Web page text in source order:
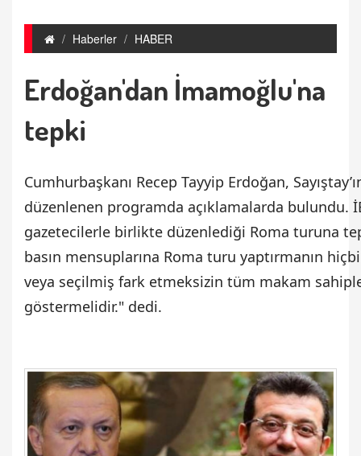
Haberler HABER
Erdoğan'dan İmamoğlu'na
tepki
Cumhurbaşkanı Recep Tayyip Erdoğan,
düzenlenen programda açıklamalarda bulundu.
gazetecilerle birlikte düzenlediği Roma turuna
basın mensuplarına Roma turu yaptırmanın
veya seçilmiş fark etmeksizin tüm makam
göstermelidir." dedi.